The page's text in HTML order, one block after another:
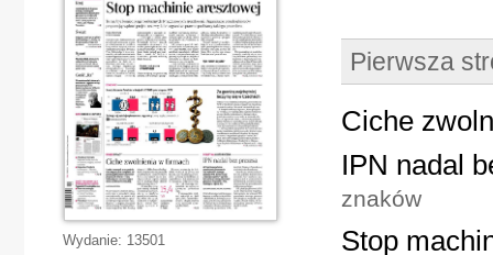
Pierwsza
Ciche
IPN nadal
znaków
Stop
Wydanie: 13501